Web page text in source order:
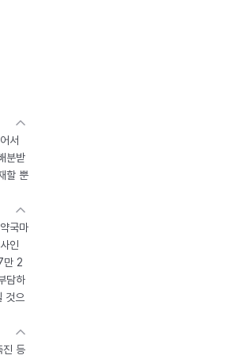
서
분받
할 뿐
국마
인
만 2
담하
것으
진 등